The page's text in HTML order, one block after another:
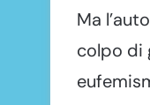
Ma
colpo di